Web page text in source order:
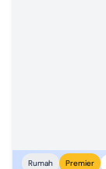
Rumah Premier